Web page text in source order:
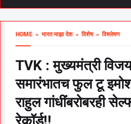
HOME » भारत माझा देश» विशेष» विश्लेषण
TVK : मुख्यमंत्री
समारंभातच फुल टू
राहुल गांधींबरोबरही